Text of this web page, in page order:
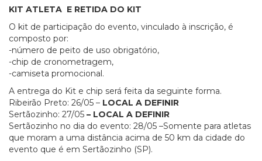
KIT ATLETA E RETIDA DO KIT
O kit de participação do evento, vinculado à inscrição, é
composto por:
-número de peito de uso obrigatório,
-chip de cronometragem,
-camiseta promocional.
A entrega do Kit e chip será feita da seguinte forma.
Ribeirão Preto: 26/05 – LOCAL A DEFINIR
Sertãozinho: 27/05 – LOCAL A DEFINIR
Sertãozinho no dia do evento: 28/05 –Somente para atletas
que moram a uma distância acima de 50 km da cidade do
evento que é em Sertãozinho (SP).